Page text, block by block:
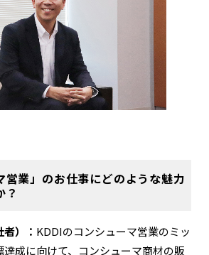
営業」のお仕事にどのような魅力
？
）： KDDIのコンシューマ営業のミッ
成に向けて、コンシューマ商材の販